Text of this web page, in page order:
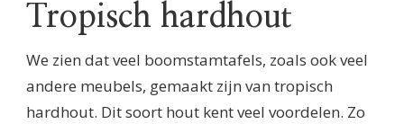
Tropisch hardhout
We zien dat veel boomstamtafels, zoals ook veel
andere meubels, gemaakt zijn van tropisch
hardhout. Dit soort hout kent veel voordelen. Zo